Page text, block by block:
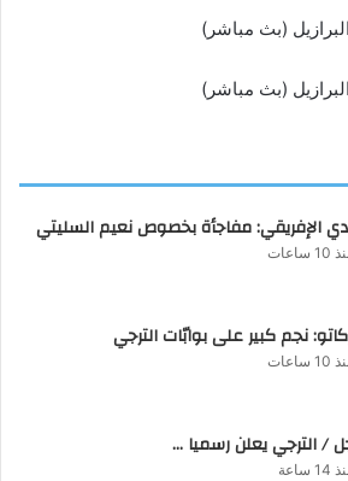
(بث مباشر)
(بث مباشر)
الإفريقي: مفاجأة بخصوص نعيم السليتي
ساعات
نجم كبير على بوابّات الترجي
ساعات
/ الترجي يعلن رسميا …
ساعة